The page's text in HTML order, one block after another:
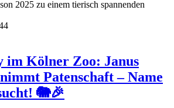
2025 zu einem tierisch spannenden
im Kölner Zoo: Janus
Patenschaft – Name
🐘🎉